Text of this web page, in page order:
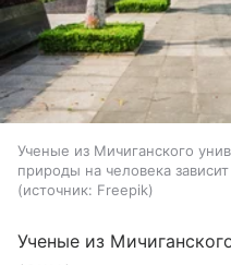
Ученые из Мичиганского
природы на человека
источник: Freepik
Ученые из